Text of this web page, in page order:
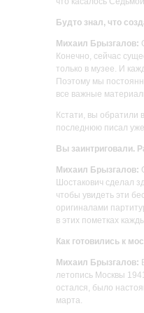
Будто знал, что
Михаил Брызгалов:
Конечно, сейчас
только в музее. И
Поэтому мы
все важные
Кстати, вы обратили
последнюю писал
Вы заинтриговали.
Михаил Брызгалов:
Шостакович сделал
чтобы увидеть эти
оригиналами
в этих пометках
Как готовились к
Михаил Брызгалов:
летопись Москвы
остался, было
марта.